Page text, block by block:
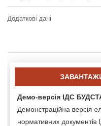
Додаткові дані
Демо-версія ІДС
Демонстраційна версія
нормативних